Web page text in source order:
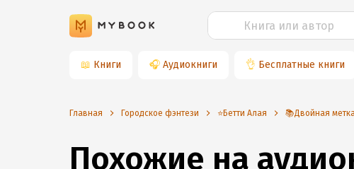
📖 Книги 🎧 Аудиокниги 👌 Бесплатные книги
Главная Городское фэнтези ⭐️Бетти Алая 📚Двойная
Похожие на